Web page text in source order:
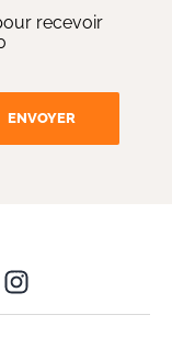
recevoir
ENVOYER